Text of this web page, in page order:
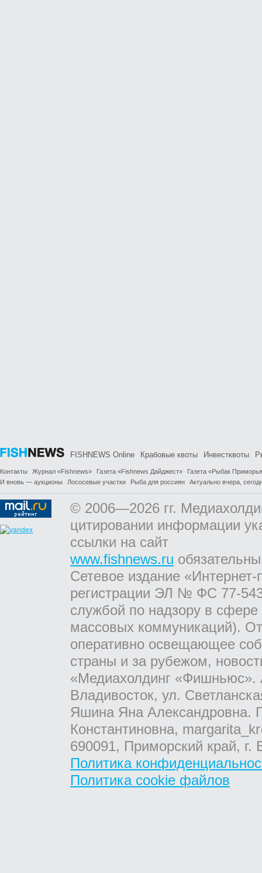
FISHNEWS Online Крабовые квоты Инвестквоты
Контакты Журнал «Fishnews» Газета «Fishnews Дайджест»
Газета «Рыбак
И вновь — аукционы
Лососевые участки Рыба для россиян Актуально вчера,
© 2006—2026 гг.
цитировании информации
ссылки на сайт
www.fishnews.ru
Сетевое издание
регистрации ЭЛ № ФС 77-
службой по надзору в
массовых коммуникаций).
оперативно освещающее
страны и за рубежом,
«Медиахолдинг «Фишньюс».
Владивосток, ул.
Яшина Яна Александровна.
Константиновна,
690091, Приморский край,
Политика
Политика cookie файлов